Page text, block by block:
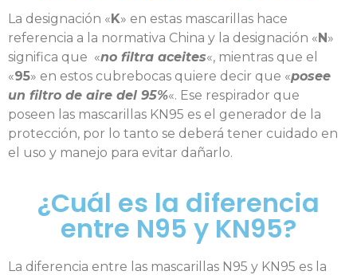
La designación « K» en estas mascarillas hace
referencia a la normativa China y la designación « N »
significa que «no filtra aceites«, mientras que el
«95» en estos cubrebocas quiere decir que «posee
un filtro de aire del 95%«. Ese respirador que
poseen las mascarillas KN95 es el generador de la
protección, por lo tanto se deberá tener cuidado en
el uso y manejo para evitar dañarlo.
¿Cuál es la diferencia
entre N95 y KN95?
La diferencia entre las mascarillas N95 y KN95 es la